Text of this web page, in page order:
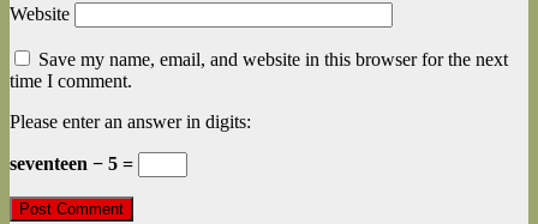
Website
Save my name, email, and website in this browser for the next
time I comment.
Please enter an answer in digits:
seventeen − 5 =